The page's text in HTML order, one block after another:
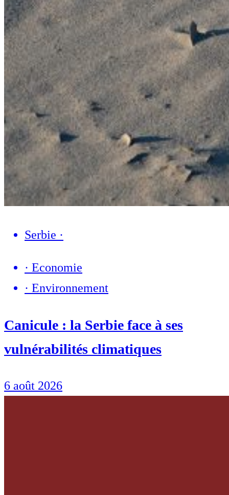
Serbie ·
· Economie
· Environnement
Canicule : la Serbie face à ses
vulnérabilités climatiques
6 août 2026